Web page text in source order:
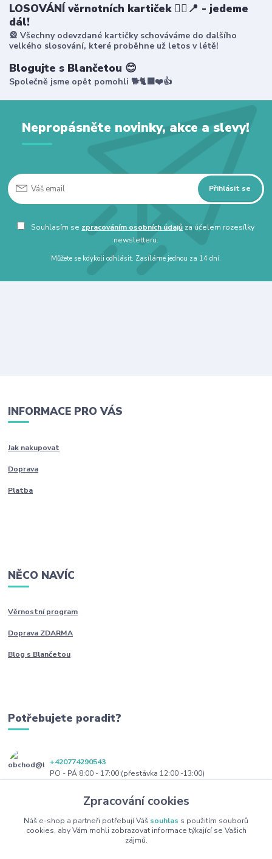
LOSOVÁNÍ věrnotních kartiček 🤸‍♀️📍 - jedeme
dál!
🎡 Všechny odevzdané kartičky schováváme do dalšího
velkého slosování, které proběhne už letos v létě!
Blogujte s Blančetou 😊
Společně jsme opět pomohli 🐕🐈‍⬛❤️👍
Nepropásněte novinky, akce a slevy!
Přihlásit se
Souhlasím se zpracováním osobních údajů za účelem rozesílky
newsletteru.
Můžete se kdykoli odhlásit. Zasíláme jednou za 14 dní.
INFORMACE PRO VÁS
Jak nakupovat
Doprava
Platba
NĚCO NAVÍC
Věrnostní program
Doprava ZDARMA
Blog s Blančetou
Potřebujete poradit?
+420774290543
PO - PÁ 8:00 - 17:00 (přestávka 12:00 -13:00)
obchod@blanceta.czZpracování cookies
Náš e-shop a partneři potřebují Váš souhlas s použitím souborů
cookies, aby Vám mohli zobrazovat informace týkající se Vašich
zájmů.